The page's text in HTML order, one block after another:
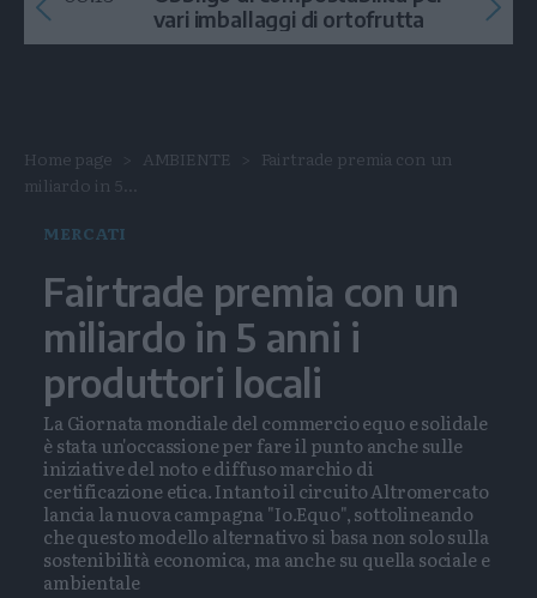
VIDEO
vari imballaggi di ortofrutta
Home page AMBIENTE
Fairtrade premia con un
miliardo in 5...
MERCATI
Fairtrade premia con un
miliardo in 5 anni i
produttori locali
La Giornata mondiale del commercio equo e solidale
è stata un'occassione per fare il punto anche sulle
iniziative del noto e diffuso marchio di
certificazione etica. Intanto il circuito Altromercato
lancia la nuova campagna "Io.Equo", sottolineando
che questo modello alternativo si basa non solo sulla
sostenibilità economica, ma anche su quella sociale e
ambientale